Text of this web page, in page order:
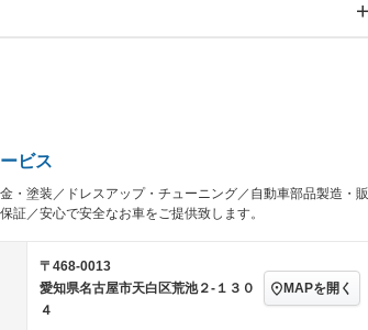
－ クリーンディーゼル
電動格納ミラー
装備略号／用語解説
－ ハーフレザーシート
－ ポータブルナビ バックカメラ
3列シート － ベンチシート
オットマン
ビス
・塗装／ドレスアップ・チューニング／自動車部品製造・販
証／安心で安全なお車をご提供致します。
〒468-0013
愛知県名古屋市天白区荒池２‐１３０
４
MAPを開く